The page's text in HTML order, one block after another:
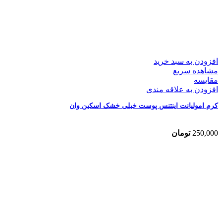
افزودن به سبد خرید
مشاهده سریع
مقایسه
افزودن به علاقه مندی
کرم امولیانت اینتنس پوست خیلی خشک اسکین وان
250,000 تومان